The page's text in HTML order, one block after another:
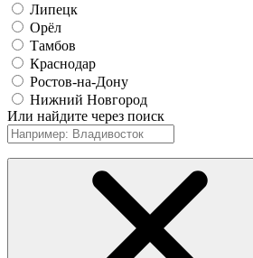
Липецк
Орёл
Тамбов
Краснодар
Ростов-на-Дону
Нижний Новгород
Или найдите через поиск